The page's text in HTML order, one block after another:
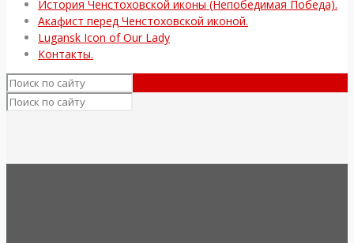
История Ченстоховской иконы (Непобедимая Победа).
Акафист перед Ченстоховской иконой.
Lugansk Icon of Our Lady
Контакты.